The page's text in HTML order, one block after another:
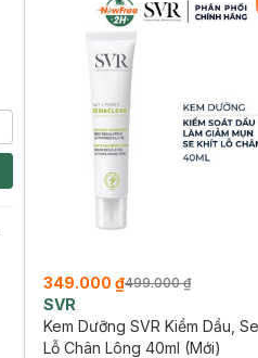
349.000 ₫499.000 ₫
SVR
Kem Dưỡng SVR Kiềm Dầu,
Lỗ Chân Lông 40ml (Mới)